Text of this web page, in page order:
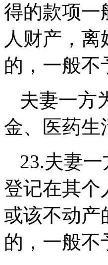
得的款项一
人财产 ，
的，一般不
夫妻一方
金、医药生
23.夫妻
登记在其个
或该不动产
的，一般不